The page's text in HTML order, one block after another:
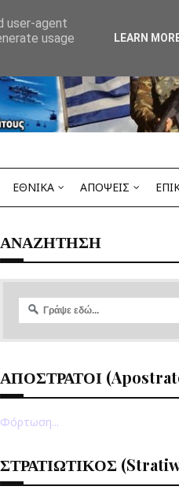
ΕΘΝΙΚΑ ΑΠΟΨΕΙΣ
ΑΝΑΖΗΤΗΣΗ
ΑΠΟΣΤΡΑΤΟΙ
Φόρτωση...
ΣΤΡΑΤΙΩΤΙΚΟΣ
user-agent
usage
LEARN